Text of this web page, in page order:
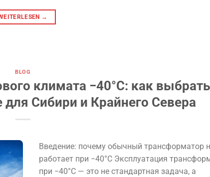
→
BLOG
климата −40°C: как выбрать
Сибири и Крайнего Севера
Введение: почему обычный трансформатор
работает при −40°C Эксплуатация
при −40°C — это не стандартная задача, а